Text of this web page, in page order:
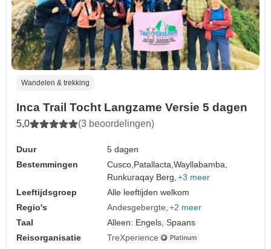
Wandelen & trekking
Inca Trail Tocht Langzame Versie 5 dagen
5,0 (3 beoordelingen)
Duur
5 dagen
Bestemmingen
Cusco, Patallacta,Wayllabamba,
Runkuraqay Berg, +3 meer
Leeftijdsgroep
Alle leeftijden welkom
Regio's
Andesgebergte +2 meer
Taal
Alleen: Engels, Spaans
Reisorganisatie
TreXperience